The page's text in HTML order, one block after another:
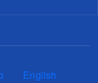
English